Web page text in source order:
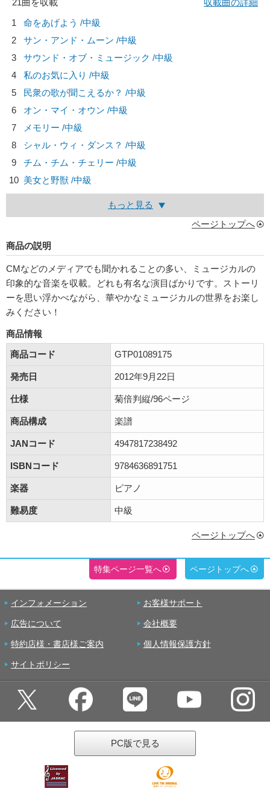
21曲を収載
収載曲の詳細
1
命をあげよう /中級
2
サン・アンド・ムーン /中級
3
サウンド・オブ・ミュージック /中級
4
私のお気に入り /中級
5
民衆の歌が聞こえるか？ /中級
6
オン・マイ・オウン /中級
7
メモリー /中級
8
シャル・ウィ・ダンス？ /中級
9
チム・チム・チェリー /中級
10 美女と野獣 /中級
もっと見る
ページトップへ
商品の説明
CMなどのメディアでも聞かれることの多い、ミュージカルの
印象的な音楽を収載。どれも有名な演目ばかりです。ストーリ
ーを思い浮かべながら、華やかなミュージカルの世界をお楽し
みください！
商品情報
商品コード
GTP01089175
発売日 2012年9月22日
仕様 菊倍判縦/96ページ
商品構成 楽譜
JANコード 4947817238492
ISBNコード 9784636891751
楽器 ピアノ
難易度 中級
ページトップへ
特集ページ一覧へ ページトップへ
インフォメーション お客様サポート
広告について 会社概要
特約店様・書店様ご案内 個人情報保護方針
サイトポリシー
PC版で見る